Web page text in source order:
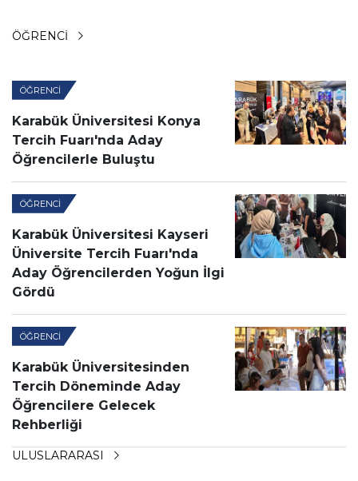
ÖĞRENCI
ÖĞRENCI
Karabük Üniversitesi Konya
Tercih Fuarı'nda Aday
Öğrencilerle Buluştu
ÖĞRENCI
Karabük Üniversitesi Kayseri
Üniversite Tercih Fuarı'nda
Aday Öğrencilerden Yoğun İlgi
Gördü
ÖĞRENCI
Karabük Üniversitesinden
Tercih Döneminde Aday
Öğrencilere Gelecek
Rehberliği
ULUSLARARASI